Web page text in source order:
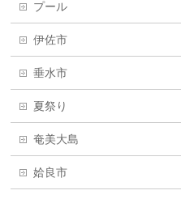
プール
伊佐市
垂水市
夏祭り
奄美大島
姶良市